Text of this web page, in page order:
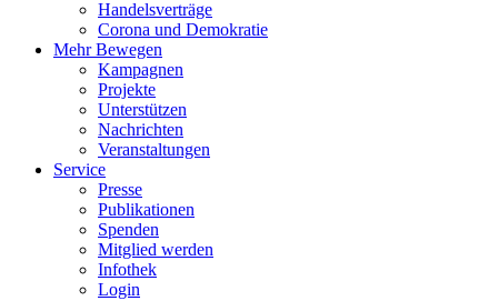
Handelsverträge
Corona und Demokratie
Mehr Bewegen
Kampagnen
Projekte
Unterstützen
Nachrichten
Veranstaltungen
Service
Presse
Publikationen
Spenden
Mitglied werden
Infothek
Login